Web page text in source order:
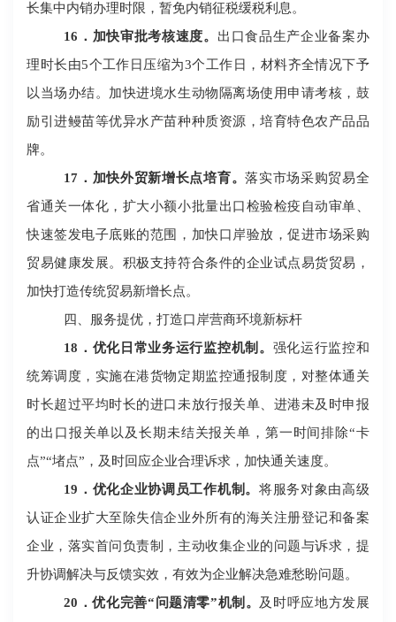
长集中内销办理时限，暂免内销征税缓税利息。
16 ．加快审批考核速度。 出口食品生产企业备案办
理时长由5个工作日压缩为3个工作日，材料齐全情况下予
以当场办结。加快进境水生动物隔离场使用申请考核，鼓
励引进鳗苗等优异水产苗种种质资源，培育特色农产品品
牌。
17 ．加快外贸新增长点培育。落实市场采购贸易全
省通关一体化，扩大小额小批量出口检验检疫自动审单、
快速签发电子底账的范围，加快口岸验放，促进市场采购
贸易健康发展。积极支持符合条件的企业试点易货贸易，
加快打造传统贸易新增长点。
四、服务提优，打造口岸营商环境新标杆
18 ．优化日常业务运行监控机制。 强化运行监控和
统筹调度，实施在港货物定期监控通报制度，对整体通关
时长超过平均时长的进口未放行报关单、进港未及时申报
的出口报关单以及长期未结关报关单，第一时间排除“卡
点”“堵点”，及时回应企业合理诉求，加快通关速度。
19 ．优化企业协调员工作机制。 将服务对象由高级
认证企业扩大至除失信企业外所有的海关注册登记和备案
企业，落实首问负责制，主动收集企业的问题与诉求，提
升协调解决与反馈实效，有效为企业解决急难愁盼问题。
20 ．优化完善“问题清零”机制。 及时呼应地方发展